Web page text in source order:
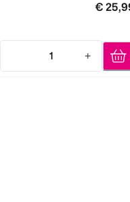
€
1
Quantity: 1